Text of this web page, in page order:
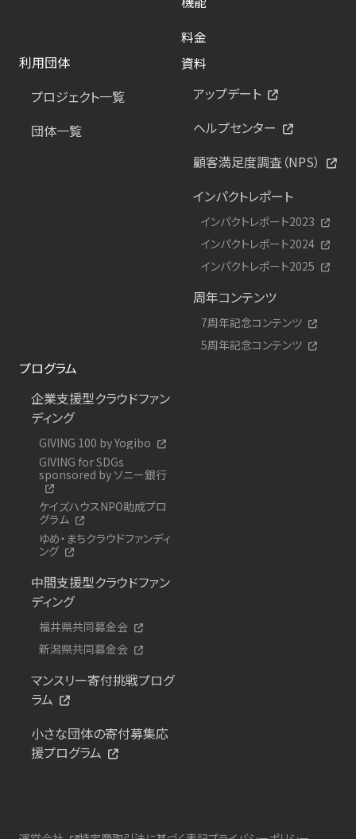
料金
利用団体
プロジェクト一覧
団体一覧
資料
アップデート
ヘルプセンター
顧客満足度調査（NPS）
インパクトレポート
インパクトレポート2023
インパクトレポート2024
インパクトレポート2025
周年コンテンツ
7周年記念コンテンツ
5周年記念コンテンツ
プログラム
企業支援型クラウドファン
ディング
GIVING 100 by Yogibo
GIVING for SDGs
sponsored by ソニー銀行
ケイズハウスNPO助成プロ
グラム
ゆめ・まちクラウドファンディ
ング
中間支援型クラウドファン
ディング
福井県共同募金会
新潟県共同募金会
マンスリー寄付挑戦プログ
ラム
小さな団体の寄付募集応
援プログラム